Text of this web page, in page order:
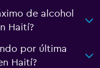
de alcohol
Haití?
por última
Haití?